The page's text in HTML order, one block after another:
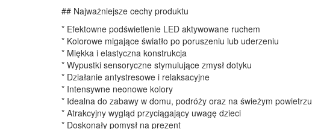
## Najważniejsze cechy produktu
* Efektowne podświetlenie LED aktywowane ruchem
* Kolorowe migające światło po poruszeniu lub uderzeniu
* Miękka i elastyczna konstrukcja
* Wypustki sensoryczne stymulujące zmysł dotyku
* Działanie antystresowe i relaksacyjne
* Intensywne neonowe kolory
* Idealna do zabawy w domu, podróży oraz na świeżym powietrzu
* Atrakcyjny wygląd przyciągający uwagę dzieci
* Doskonały pomysł na prezent